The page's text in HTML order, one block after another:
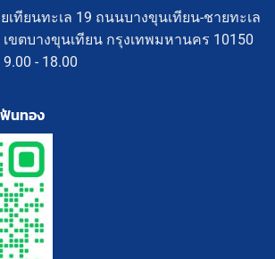
เทียนทะเล 19 ถนนบางขุนเทียน-ชายทะเล
ขตบางขุนเทียน กรุงเทพมหานคร 10150
- 18.00
ฟันทอง